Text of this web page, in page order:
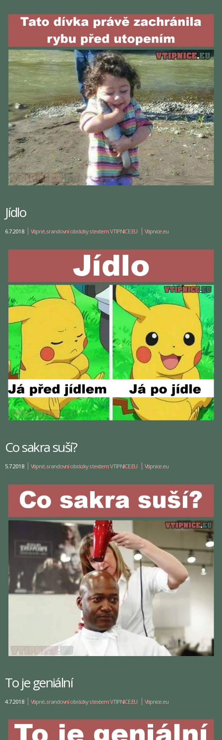
Jídlo
6.7.2018 Vtipné, srandovní obrázky s textem: VTIPNICE.EU Vtipnice.eu
Co sakra suší?
5.7.2018 Vtipné, srandovní obrázky s textem: VTIPNICE.EU Vtipnice.eu
To je geniální
4.7.2018 Vtipné, srandovní obrázky s textem: VTIPNICE.EU Vtipnice.eu